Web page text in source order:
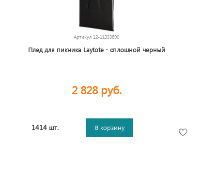
Артикул 12-11333890
Плед для пикника Laytote - сплошной черный
2 828 руб.
1414 шт. В корзину